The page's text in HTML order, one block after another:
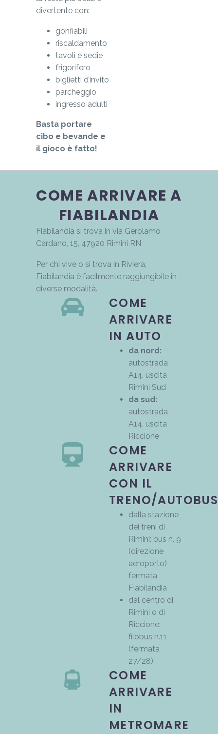
divertente con:
gonfiabili
riscaldamento
tavoli e sedie
frigorifero
biglietti d’invito
parcheggio
ingresso adulti
Basta portare
cibo e bevande e
il gioco è fatto!
COME ARRIVARE A
FIABILANDIA
Fiabilandia si trova in via Gerolamo
Cardano, 15, 47920 Rimini RN
Per chi vive o si trova in Riviera,
Fiabilandia è facilmente raggiungibile in
diverse modalità.
COME
ARRIVARE
IN AUTO
da nord:
autostrada
A14, uscita
Rimini Sud
da sud:
autostrada
A14, uscita
Riccione
COME
ARRIVARE
CON IL
TRENO/AUTOBUS
dalla stazione
dei treni di
Rimini: bus n. 9
(direzione
aeroporto)
fermata
Fiabilandia
dal centro di
Rimini o di
Riccione:
filobus n.11
(fermata
27/28)
COME
ARRIVARE
IN
METROMARE